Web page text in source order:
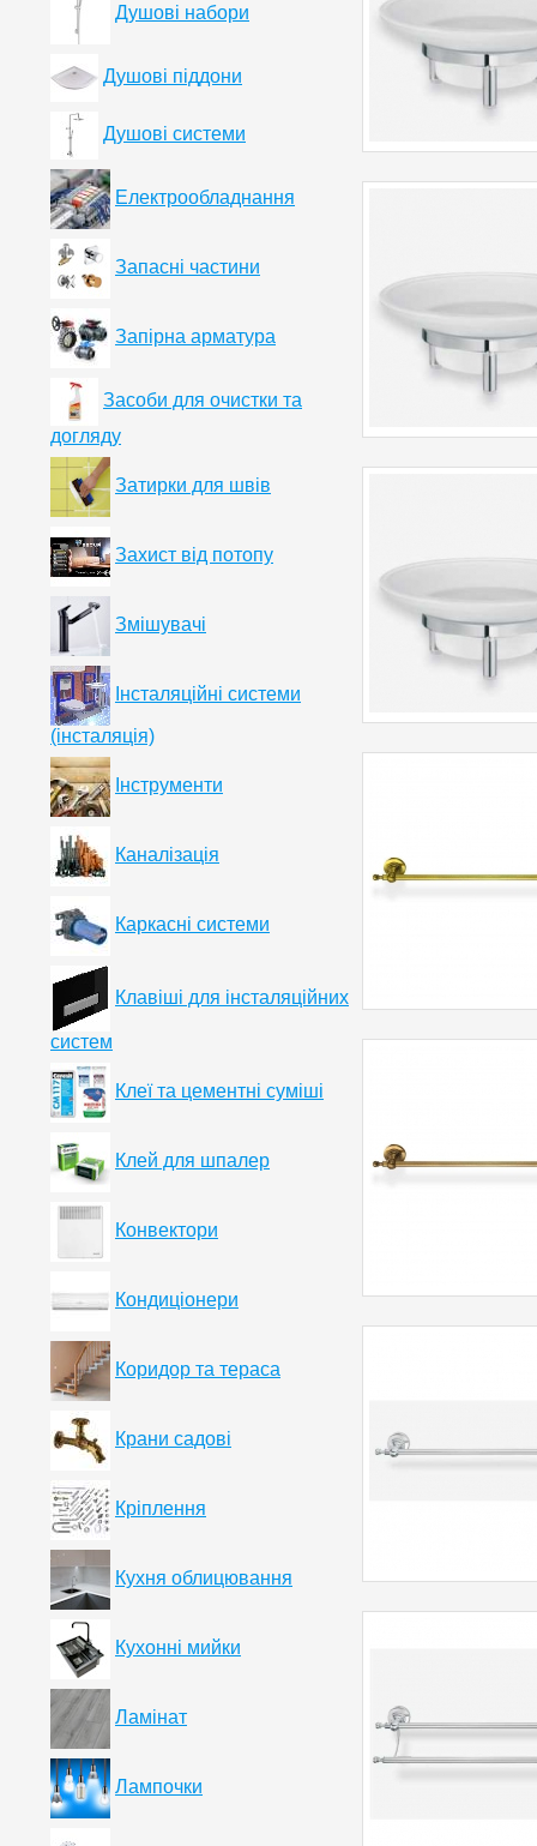
Душові набори
Душові піддони
Душові системи
Електрообладнання
Запасні частини
Запірна арматура
Засоби для очистки та
догляду
Затирки для швів
Захист від потопу
Змішувачі
Інсталяційні системи
(інсталяція)
Інструменти
Каналізація
Каркасні системи
Клавіші для інсталяційних
систем
Клеї та цементні суміші
Клей для шпалер
Конвектори
Кондиціонери
Коридор та тераса
Крани садові
Кріплення
Кухня облицювання
Кухонні мийки
Ламінат
Лампочки